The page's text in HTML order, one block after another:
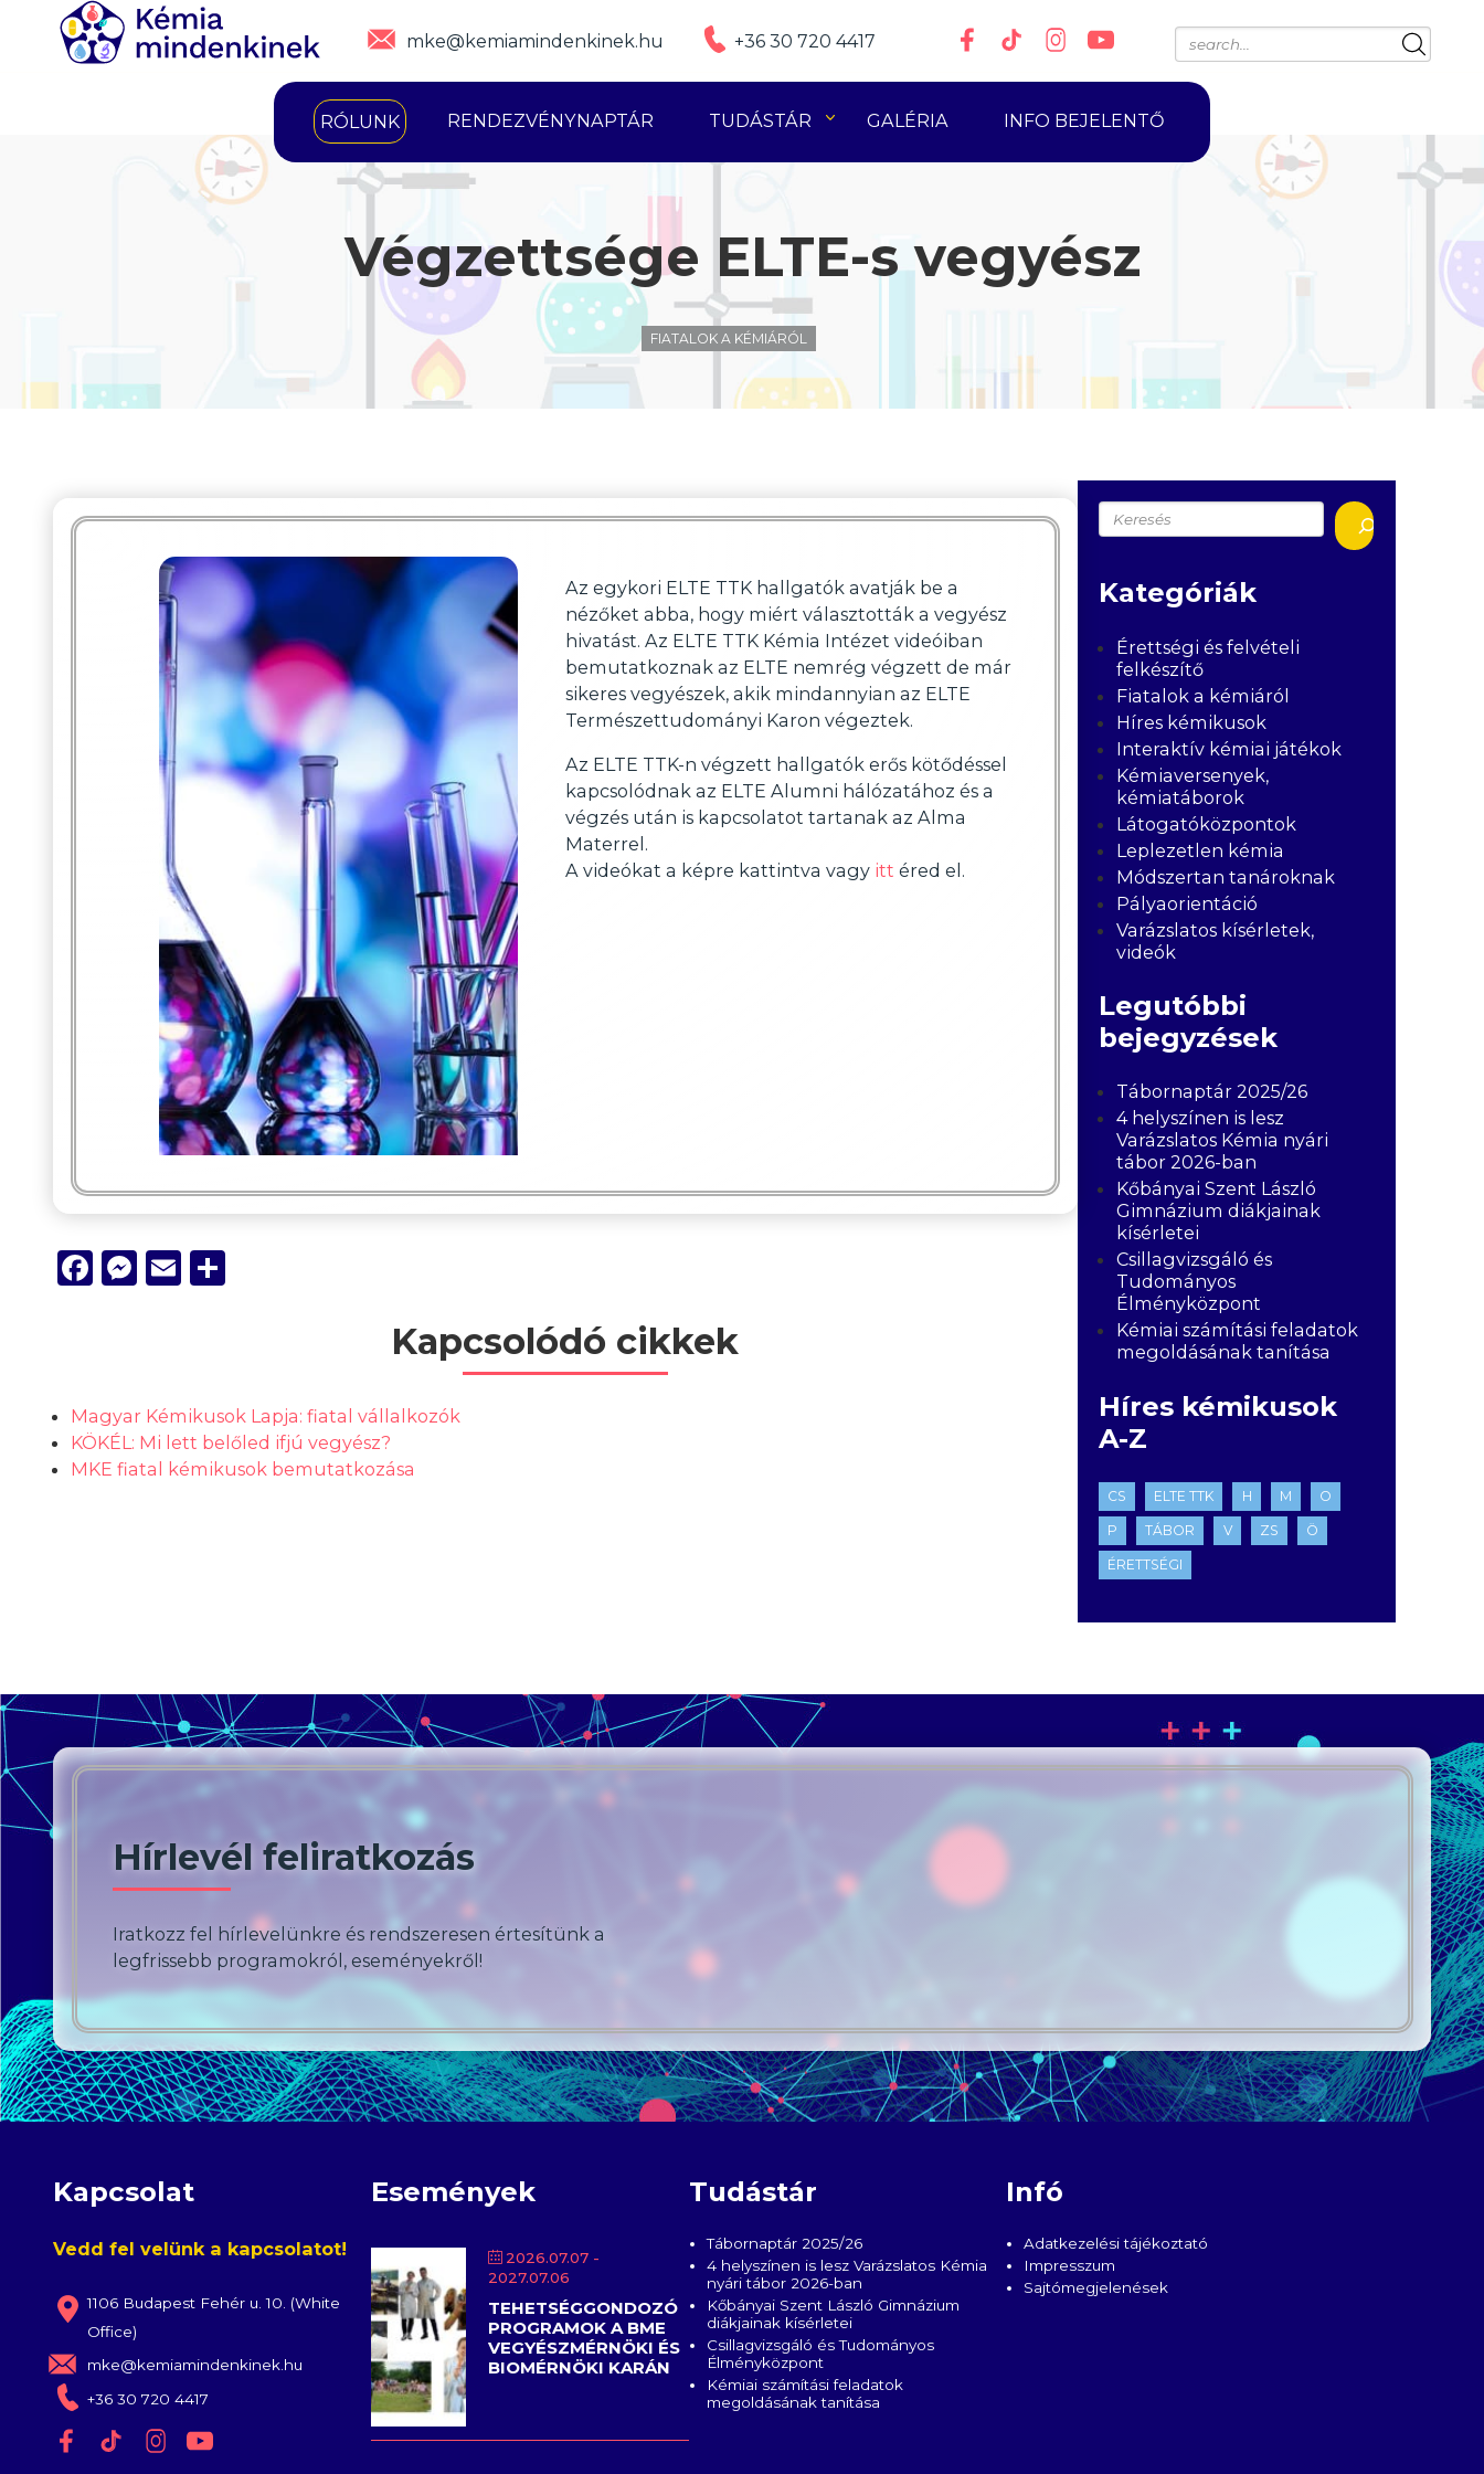
mke@kemiamindenkinek.hu +36 30 720 4417
RÓLUNK RENDEZVÉNYNAPTÁR TUDÁSTÁR GALÉRIA INFO BEJELENTŐ
Végzettsége ELTE-s vegyész
FIATALOK A KÉMIÁRÓL
Az egykori ELTE TTK hallgatók avatják be a
nézőket abba, hogy miért választották a vegyész
hivatást. Az ELTE TTK Kémia Intézet videóiban
bemutatkoznak az ELTE nemrég végzett de már
sikeres vegyészek, akik mindannyian az ELTE
Természettudományi Karon végeztek.
Az ELTE TTK-n végzett hallgatók erős kötődéssel
kapcsolódnak az ELTE Alumni hálózatához és a
végzés után is kapcsolatot tartanak az Alma
Materrel.
A videókat a képre kattintva vagy itt éred el.
Facebook
Messenger
Email
Kapcsolódó cikkek
Magyar Kémikusok Lapja: fiatal vállalkozók
KÖKÉL: Mi lett belőled ifjú vegyész?
MKE fiatal kémikusok bemutatkozása
Keresés
Kategóriák
Érettségi és felvételi
felkészítő
Fiatalok a kémiáról
Híres kémikusok
Interaktív kémiai játékok
Kémiaversenyek,
kémiatáborok
Látogatóközpontok
Leplezetlen kémia
Módszertan tanároknak
Pályaorientáció
Varázslatos kísérletek,
videók
Legutóbbi
bejegyzések
Tábornaptár 2025/26
4 helyszínen is lesz
Varázslatos Kémia nyári
tábor 2026-ban
Kőbányai Szent László
Gimnázium diákjainak
kísérletei
Csillagvizsgáló és
Tudományos
Élményközpont
Kémiai számítási feladatok
megoldásának tanítása
Híres kémikusok
A-Z
CS ELTE TTK H M O
P TÁBOR V ZS Ö
ÉRETTSÉGI
Hírlevél feliratkozás
Iratkozz fel hírlevelünkre és rendszeresen értesítünk a
legfrissebb programokról, eseményekről!
Kapcsolat
Vedd fel velünk a kapcsolatot!
1106 Budapest Fehér u. 10. (White
Office)
mke@kemiamindenkinek.hu
+36 30 720 4417
Események
2026.07.07-
2027.07.06
TEHETSÉGGONDOZÓ
PROGRAMOK A BME
VEGYÉSZMÉRNÖKI ÉS
BIOMÉRNÖKI KARÁN
Tudástár
Tábornaptár 2025/26
4 helyszínen is lesz Varázslatos Kémia
nyári tábor 2026-ban
Kőbányai Szent László Gimnázium
diákjainak kísérletei
Csillagvizsgáló és Tudományos
Élményközpont
Kémiai számítási feladatok
megoldásának tanítása
Infó
Adatkezelési tájékoztató
Impresszum
Sajtómegjelenések